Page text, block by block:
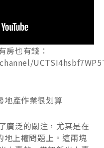
房也有錢：
地產作業很划算
廣泛的關注，尤其是在
上權問題上。這兩塊